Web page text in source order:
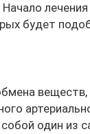
будет
собой один из